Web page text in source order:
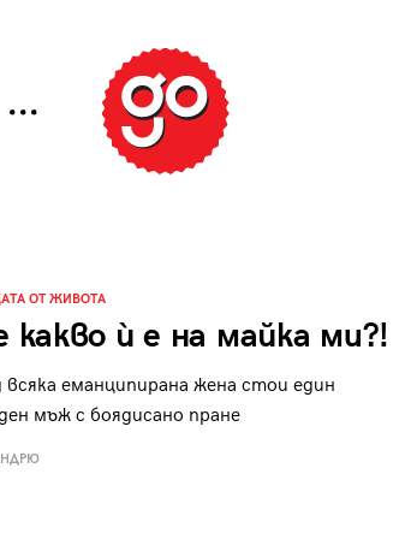
ОТ ЖИВОТА
какво ѝ е на майка ми?!
всяка еманципирана жена стои един
мъж с боядисано пране